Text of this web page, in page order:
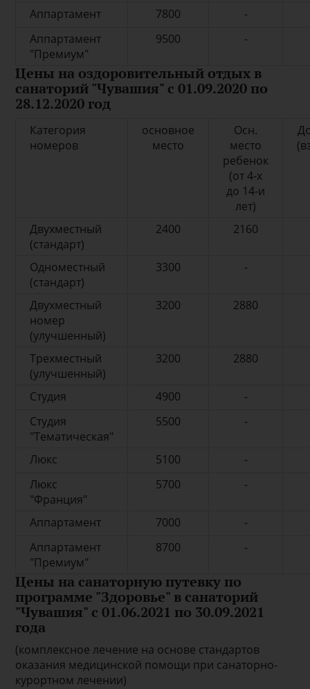
Аппартамент 7800
-
Аппартамент
"Премиум"
9500 -
Цены на оздоровительный отдых в
санаторий "Чувашия" с 01.09.2020 по
28.12.2020 год
Категория
номеров
основное
место
Осн.
место
ребенок
(от 4-х
до 14-и
лет)
Двухместный
(стандарт)
2400 2160
Одноместный
(стандарт)
3300 -
Двухместный
номер
(улучшенный)
3200 2880
Трехместный
(улучшенный)
3200 2880
Студия 4900
-
Студия
"Тематическая"
5500 -
Люкс 5100
-
Люкс
"Франция"
5700 -
Аппартамент 7000
-
Аппартамент
"Премиум"
8700 -
Цены на санаторную путевку по
программе "Здоровье" в санаторий
"Чувашия" с 01.06.2021 по 30.09.2021
года
(комплексное лечение на основе стандартов
оказания медицинской помощи при санаторно-
курортном лечении)